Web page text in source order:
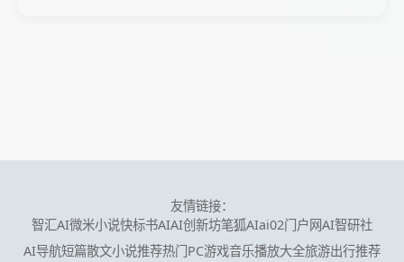
友情链接：
智汇AI微米小说快标书AIAI创新坊笔狐AIai02门户网AI智研社
AI导航短篇散文小说推荐热门PC游戏音乐播放大全旅游出行推荐